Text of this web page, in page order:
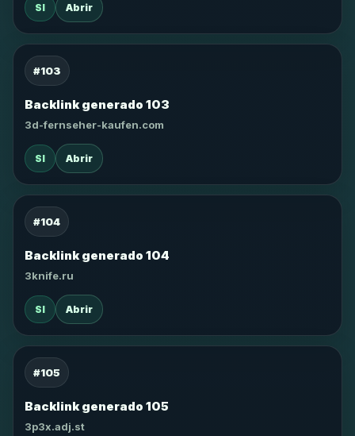
SI Abrir
#103
Backlink generado 103
3d-fernseher-kaufen.com
SI Abrir
#104
Backlink generado 104
3knife.ru
SI Abrir
#105
Backlink generado 105
3p3x.adj.st